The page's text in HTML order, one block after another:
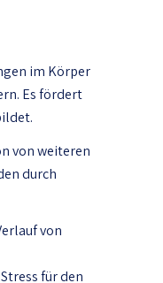
im Körper
Es fördert
von weiteren
durch
von
für den